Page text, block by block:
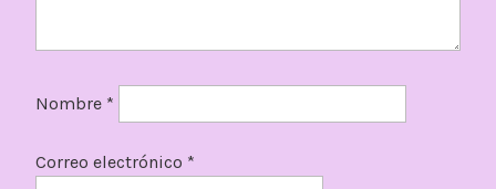
Nombre *
Correo electrónico *